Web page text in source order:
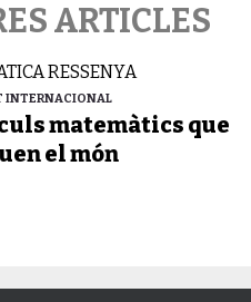
ARTICLES
INTERNACIONAL
matemàtics que
el món